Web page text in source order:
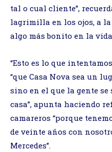
tal o cual cliente”,
lagrimilla en los ojos, a la
algo más bonito en la
“Esto es lo que
“que Casa Nova sea un
sino en el que la gente se
casa”, apunta haciendo
camareros “porque
de veinte años con
Mercedes”.